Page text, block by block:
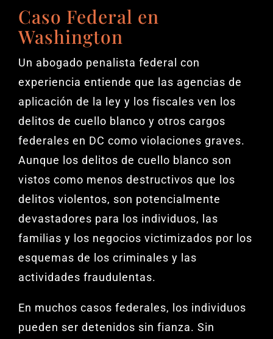
Caso Federal en
Washington
Un abogado penalista federal con
experiencia entiende que las agencias de
aplicación de la ley y los fiscales ven los
delitos de cuello blanco y otros cargos
federales en DC como violaciones graves.
Aunque los delitos de cuello blanco son
vistos como menos destructivos que los
delitos violentos, son potencialmente
devastadores para los individuos, las
familias y los negocios victimizados por los
esquemas de los criminales y las
actividades fraudulentas.
En muchos casos federales, los individuos
pueden ser detenidos sin fianza. Sin